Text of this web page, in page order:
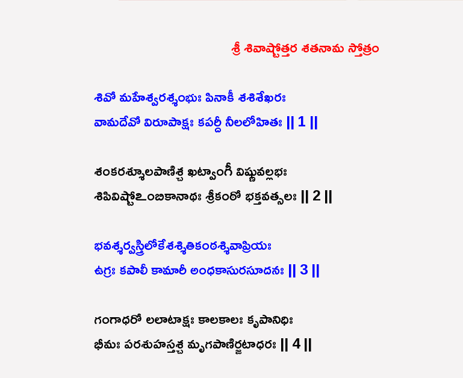
శ్రీ శివాష్టోత్తర శతనామ స్తోత్రం
శివో మహేశ్వరశ్శంభుః పినాకీ శశిశేఖరః
వామదేవో విరూపాక్షః కపర్దీ నీలలోహితః || 1 ||
శంకరశ్శూలపాణిశ్చ ఖట్వాంగీ విష్ణువల్లభః
శిపివిష్టోఽంబికానాథః శ్రీకంఠో భక్తవత్సలః || 2 ||
భవశ్శర్వస్త్రిలోకేశశ్శితికంఠశ్శివాప్రియః
ఉగ్రః కపాలీ కామారీ అంధకాసురసూదనః || 3 ||
గంగాధరో లలాటాక్షః కాలకాలః కృపానిధిః
భీమః పరశుహస్తశ్చ మృగపాణిర్జటాధరః || 4 ||